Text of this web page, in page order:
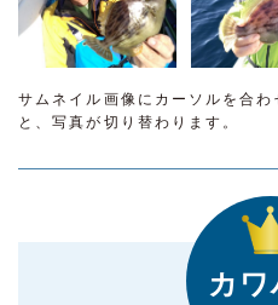
サムネイル画像にカーソルを合
と、写真が切り替わります。
カ